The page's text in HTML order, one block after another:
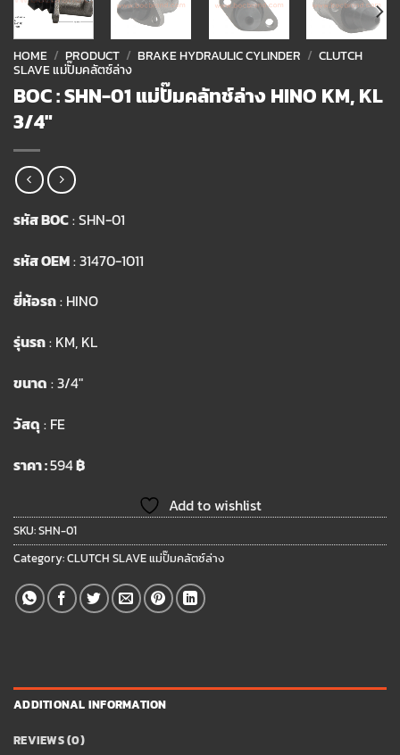
HOME / PRODUCT / BRAKE HYDRAULIC CYLINDER / CLUTCH
SLAVE แม่ปั๊มคลัตซ์ล่าง
BOC : SHN-01 แม่ปั๊มคลัทช์ล่าง HINO KM, KL
3/4″
รหัส BOC: SHN-01
รหัส OEM: 31470-1011
ยี่ห้อรถ: HINO
รุ่นรถ: KM, KL
ขนาด : 3/4″
วัสดุ : FE
ราคา :594฿
Add to wishlist
SKU:SHN-01
Category:CLUTCH SLAVE แม่ปั๊มคลัตซ์ล่าง
ADDITIONAL INFORMATION
REVIEWS (0)